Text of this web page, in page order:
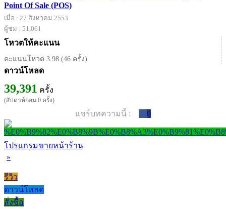
Point Of Sale (POS)
เมื่อ : 27 สิงหาคม 2553
ผู้ชม : 51,061
โหวตให้คะแนน
คะแนนโหวต 3.98 (46 ครั้ง)
ดาวน์โหลด
39,391 ครั้ง
(สัปดาห์ก่อน 0 ครั้ง)
แชร์บทความนี้ : 0
โปรแกรมขายหน้าร้าน
»
รีวิว
ดาวน์โหลด
สั่งซื้อ